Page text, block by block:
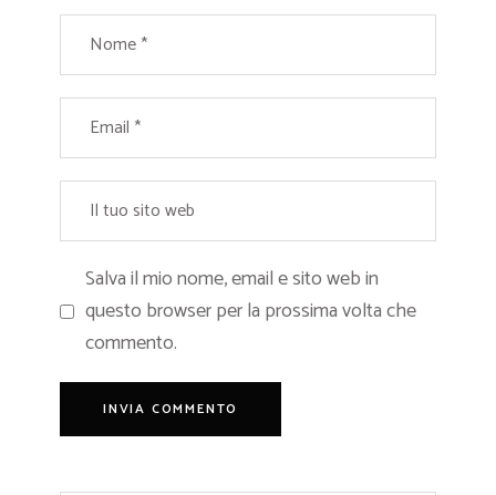
Salva il mio nome, email e sito web in
questo browser per la prossima volta che
commento.